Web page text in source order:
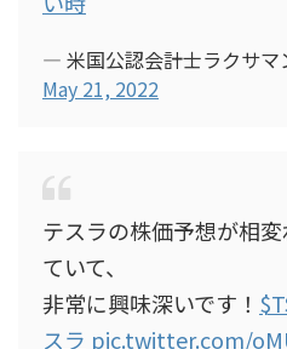
— 米国公認会計士ラクサマ
May 21, 2022
テスラの株価予想が相
ていて、
非常に興味深いです！
スラ pic.twitter.com/